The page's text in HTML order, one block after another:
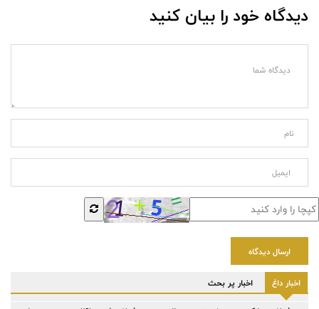
دیدگاه خود را بیان کنید
ارسال دیدگاه
اخبار داغ اخبار پر بحث